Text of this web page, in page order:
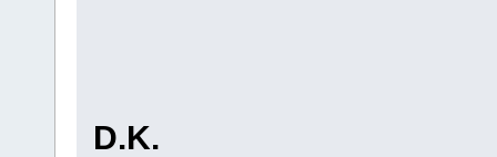
D.K.